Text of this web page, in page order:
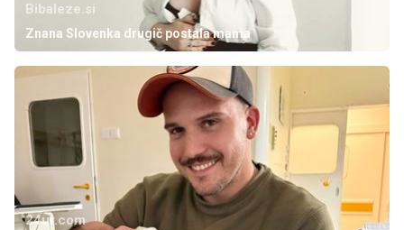
Bibaleze.si
Znana Slovenka drugič postala mama
24ur.com